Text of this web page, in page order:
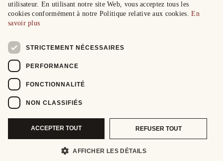
utilisateur. En utilisant notre site Web, vous acceptez tous les
cookies conformément à notre Politique relative aux cookies.En
savoir plus
STRICTEMENT NÉCESSAIRES
PERFORMANCE
FONCTIONNALITÉ
NON CLASSIFIÉS
ACCEPTER TOUT REFUSER TOUT
AFFICHER LES DÉTAILS